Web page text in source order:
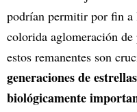
podrían permitir por fin a
colorida aglomeración de
estos remanentes son
generaciones de
biológicamente